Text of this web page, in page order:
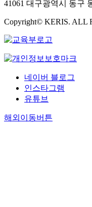
41061 대구광역시 동구
Copyright© KERIS. ALL
네이버 블로그
인스타그램
유튜브
해외이동버튼